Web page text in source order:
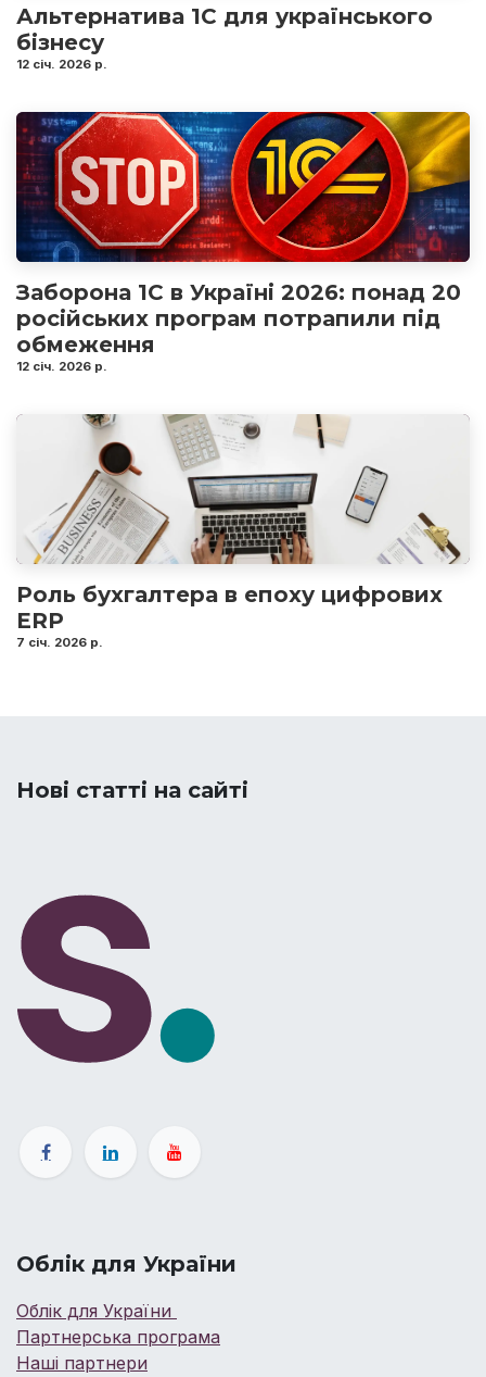
Альтернатива 1С для українського
бізнесу
12 січ. 2026 р.
Заборона 1С в Україні 2026: понад 20
російських програм потрапили під
обмеження
12 січ. 2026 р.
Роль бухгалтера в епоху цифрових
ERP
7 січ. 2026 р.
Нові статті на сайті
Облік для України
Облік для України
Партнерська програма
Наші партнери